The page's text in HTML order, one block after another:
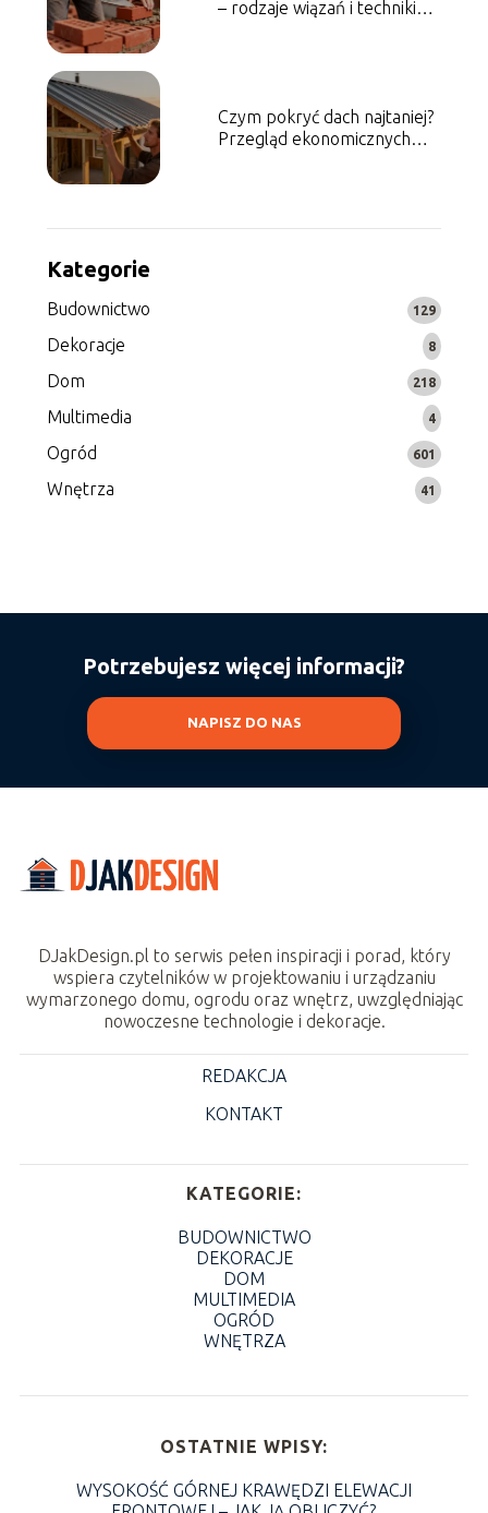
– rodzaje wiązań i techniki
Czym pokryć dach najtaniej?
Przegląd ekonomicznych
Kategorie
Budownictwo 129
Dekoracje 8
Dom 218
Multimedia 4
Ogród 601
Wnętrza 41
Potrzebujesz więcej informacji?
NAPISZ DO NAS
DJakDesign.pl to serwis pełen inspiracji i porad, który
wspiera czytelników w projektowaniu i urządzaniu
wymarzonego domu, ogrodu oraz wnętrz, uwzględniając
nowoczesne technologie i dekoracje.
REDAKCJA
KONTAKT
KATEGORIE:
BUDOWNICTWO
DEKORACJE
DOM
MULTIMEDIA
OGRÓD
WNĘTRZA
OSTATNIE WPISY:
WYSOKOŚĆ GÓRNEJ KRAWĘDZI ELEWACJI